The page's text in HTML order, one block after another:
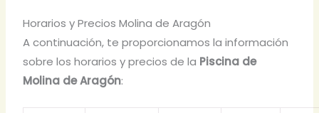
Horarios y Precios Molina de Aragón
A continuación, te proporcionamos la información
sobre los horarios y precios de la Piscina de
Molina de Aragón: